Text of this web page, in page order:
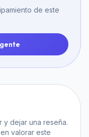
de este
y dejar una reseña.
valorar este